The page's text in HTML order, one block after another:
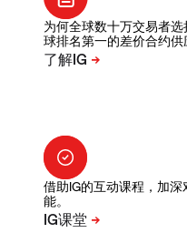
为何全球数十万交易者
球排名第一的差价合约供
借助IG的互动课程，加
能。